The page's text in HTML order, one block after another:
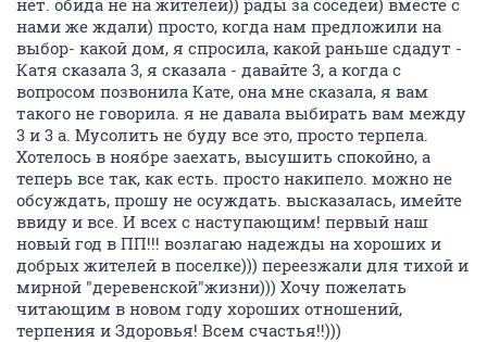
нет. обида не на жителей)) рады за соседей) вместе с
нами же ждали) просто, когда нам предложили на
выбор- какой дом, я спросила, какой раньше сдадут -
Катя сказала 3, я сказала - давайте 3, а когда с
вопросом позвонила Кате, она мне сказала, я вам
такого не говорила. я не давала выбирать вам между
3 и 3 а. Мусолить не буду все это, просто терпела.
Хотелось в ноябре заехать, высушить спокойно, а
теперь все так, как есть. просто накипело. можно не
обсуждать, прошу не осуждать. высказалась, имейте
ввиду и все. И всех с наступающим! первый наш
новый год в ПП!!! возлагаю надежды на хороших и
добрых жителей в поселке))) переезжали для тихой и
мирной "деревенской"жизни))) Хочу пожелать
читающим в новом году хороших отношений,
терпения и Здоровья! Всем счастья!!)))